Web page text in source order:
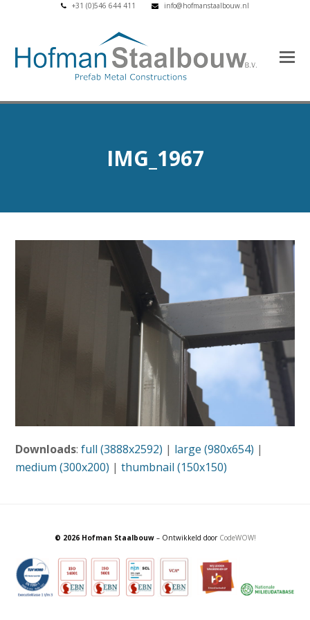
+31 (0)546 644 411 info@hofmanstaalbouw.nl
IMG_1967
Downloads:full (3888x2592) | large (980x654) |
medium (300x200) |thumbnail (150x150)
© 2026 Hofman Staalbouw– Ontwikkeld door CodeWOW!